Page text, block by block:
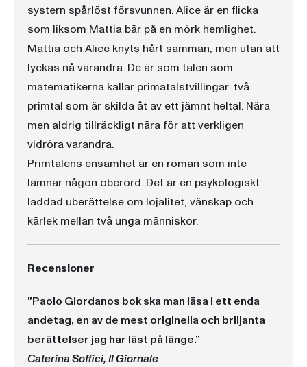
systern spårlöst försvunnen. Alice är en flicka
som liksom Mattia bär på en mörk hemlighet.
Mattia och Alice knyts hårt samman, men utan att
lyckas nå varandra. De är som talen som
matematikerna kallar primatalstvillingar: två
primtal som är skilda åt av ett jämnt heltal. Nära
men aldrig tillräckligt nära för att verkligen
vidröra varandra.
Primtalens ensamhet är en roman som inte
lämnar någon oberörd. Det är en psykologiskt
laddad uberättelse om lojalitet, vänskap och
kärlek mellan två unga människor.
Recensioner
”Paolo Giordanos bok ska man läsa i ett enda
andetag, en av de mest originella och briljanta
berättelser jag har läst på länge.”
Caterina Soffici, Il Giornale